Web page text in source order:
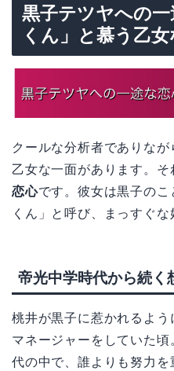
黒子テツヤへの
くん」と慕う乙
クールな分析者でありな
乙女な一面があります。そ
恋心です。彼女は黒子の
くん」と呼び、まっすぐな
帝光中学時代から続く
桃井が黒子に惹かれるよ
マネージャーをしていた
代の中で、誰よりも努力